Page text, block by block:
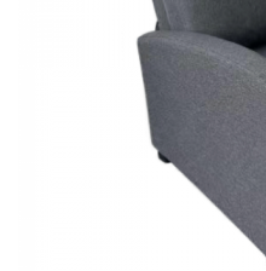
Set mobilier Living
Seturi masa +scaune dining
Seturi dormitoare complete
Suporturi saltea/Somiere/